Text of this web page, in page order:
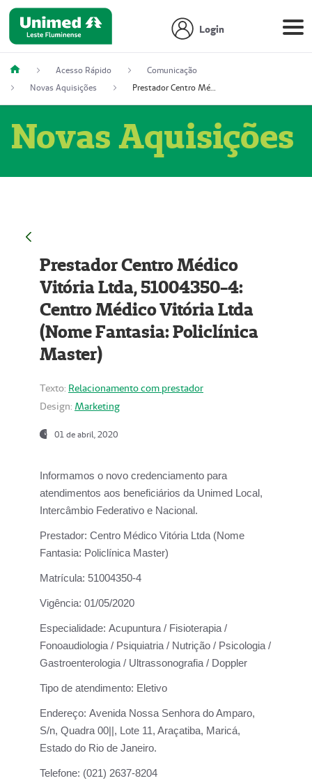
Login
Acesso Rápido
Comunicação
Novas Aquisições
Prestador Centro Médico Vitória Ltda, 51004350-4: Centro Médico Vitória Ltda (Nome Fantasia: Policlínica Master)
Novas Aquisições
Prestador Centro Médico
Vitória Ltda, 51004350-4:
Centro Médico Vitória Ltda
(Nome Fantasia: Policlínica
Master)
Texto: Relacionamento com prestador
Design: Marketing
01 de abril, 2020
Informamos o novo credenciamento para
atendimentos aos beneficiários da Unimed Local,
Intercâmbio Federativo e Nacional.
Prestador: Centro Médico Vitória Ltda (Nome
Fantasia: Policlínica Master)
Matrícula: 51004350-4
Vigência: 01/05/2020
Especialidade: Acupuntura / Fisioterapia /
Fonoaudiologia / Psiquiatria / Nutrição / Psicologia /
Gastroenterologia / Ultrassonografia / Doppler
Tipo de atendimento: Eletivo
Endereço: Avenida Nossa Senhora do Amparo,
S/n, Quadra 00||, Lote 11, Araçatiba, Maricá,
Estado do Rio de Janeiro.
Telefone: (021) 2637-8204